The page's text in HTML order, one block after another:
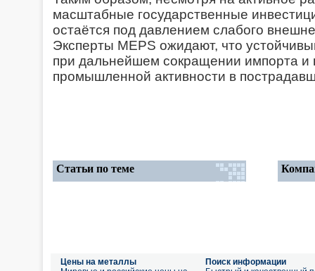
масштабные государственные
остаётся под давлением слабого
Эксперты MEPS ожидают, что
при дальнейшем сокращении импорта и
промышленной активности в
Статьи по теме
Цены на металлы
Поиск информации